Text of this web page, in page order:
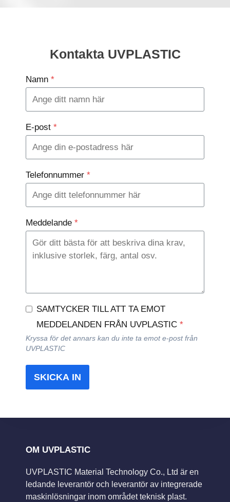
Kontakta UVPLASTIC
Namn *
E-post *
Telefonnummer *
Meddelande *
SAMTYCKER TILL ATT TA EMOT
MEDDELANDEN FRÅN UVPLASTIC *
Kryssa för det annars kan du inte ta emot e-post från
UVPLASTIC
SKICKA IN
OM UVPLASTIC
UVPLASTIC Material Technology Co., Ltd är en
ledande leverantör och leverantör av integrerade
maskinlösningar inom området teknisk plast.